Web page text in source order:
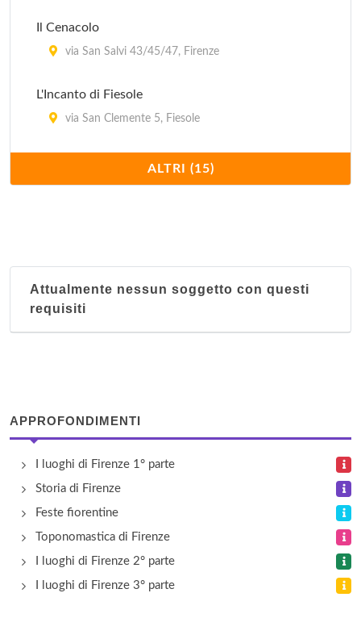
Il Cenacolo
via San Salvi 43/45/47, Firenze
L'Incanto di Fiesole
via San Clemente 5, Fiesole
via Faenza 71, Firenze
La Residenza del Proconsolo
Monsignor della Casa
Palazzo Mannaioni
ALTRI (15)
Attualmente nessun soggetto con questi
requisiti
APPROFONDIMENTI
I luoghi di Firenze 1° parte
Storia di Firenze
Feste fiorentine
Toponomastica di Firenze
I luoghi di Firenze 2° parte
I luoghi di Firenze 3° parte